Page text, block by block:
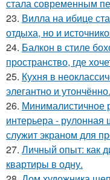
стала современным
23. Вилла на ибице
отдыха, но и
24. Балкон в стиле
пространство, где
25. Кухня в
элегантно и утончённо.
26. Минималистичное
интерьера -
служит экраном для
27. Личный опыт: как
квартиры в одну.